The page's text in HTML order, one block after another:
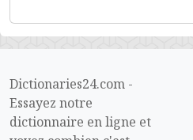
Dictionaries24.com -
Essayez notre
dictionnaire en ligne et